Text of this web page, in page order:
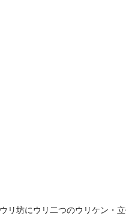
にウリ二つのウリケン・立